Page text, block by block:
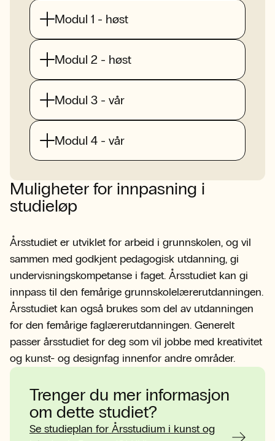
Modul 1 - høst
Modul 2 - høst
Modul 3 - vår
Modul 4 - vår
Muligheter for innpasning i
studieløp
Årsstudiet er utviklet for arbeid i grunnskolen, og vil
sammen med godkjent pedagogisk utdanning, gi
undervisningskompetanse i faget. Årsstudiet kan gi
innpass til den femårige grunnskolelærerutdanningen.
Årsstudiet kan også brukes som del av utdanningen
for den femårige faglærerutdanningen. Generelt
passer årsstudiet for deg som vil jobbe med kreativitet
og kunst- og designfag innenfor andre områder.
Trenger du mer informasjon
om dette studiet?
Se studieplan for Årsstudium i kunst og